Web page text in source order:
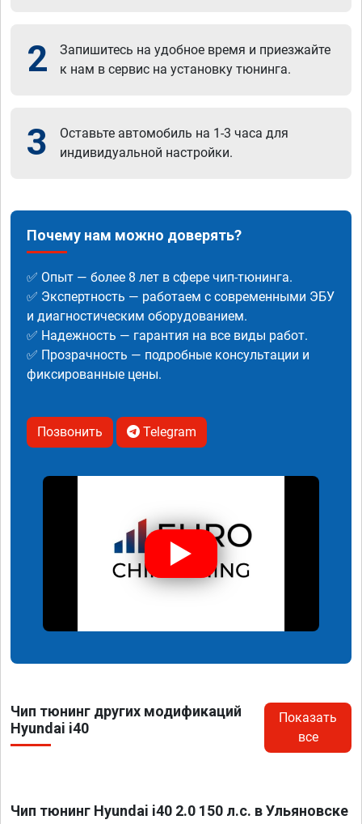
2
Запишитесь на удобное время и приезжайте
к нам в сервис на установку тюнинга.
3
Оставьте автомобиль на 1-3 часа для
индивидуальной настройки.
Почему нам можно доверять?
✅ Опыт — более 8 лет в сфере чип-тюнинга.
✅ Экспертность — работаем с современными ЭБУ
и диагностическим оборудованием.
✅ Надежность — гарантия на все виды работ.
✅ Прозрачность — подробные консультации и
фиксированные цены.
Позвонить Telegram
Чип тюнинг других модификаций
Hyundai i40
Показать
все
Чип тюнинг Hyundai i40 2.0 150 л.с. в Ульяновске